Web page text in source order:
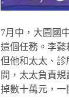
7月中，大園國
這個任務。李懿
但他和太太、
間，太太負責
掉數十萬元，一